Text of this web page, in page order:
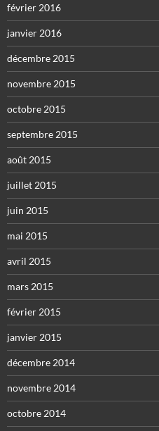
février 2016
janvier 2016
décembre 2015
novembre 2015
octobre 2015
septembre 2015
août 2015
juillet 2015
juin 2015
mai 2015
avril 2015
mars 2015
février 2015
janvier 2015
décembre 2014
novembre 2014
octobre 2014